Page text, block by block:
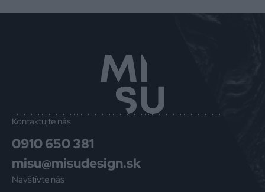
Kontaktujte nás
0910 650 381
misu@misudesign.sk
Navštívte nás